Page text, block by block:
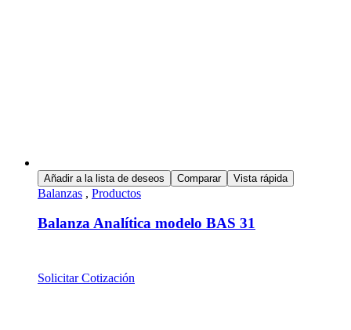
Añadir a la lista de deseos Comparar Vista rápida
Balanzas , Productos
Balanza Analítica modelo BAS 31
Solicitar Cotización